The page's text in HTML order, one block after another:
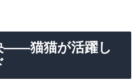
——猫猫が活躍し